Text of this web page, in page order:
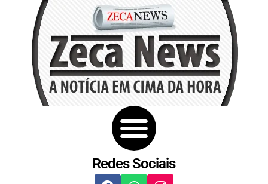
Redes Sociais